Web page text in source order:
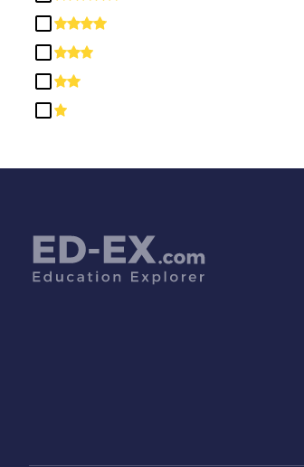
L'Architecture
Langue et Littérature anglaises
Langues étrangères,
Littératures et Linguistique
Mathématiques et Statistiques
Religieuses
Production de Précision